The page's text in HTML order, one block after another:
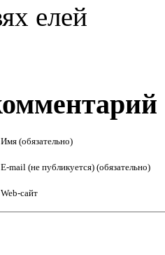
елей
Имя (обязательно)
E-mail (не публикуется) (обязательно)
Web-сайт